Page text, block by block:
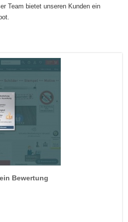
Team bietet unseren Kunden ein
Bewertung